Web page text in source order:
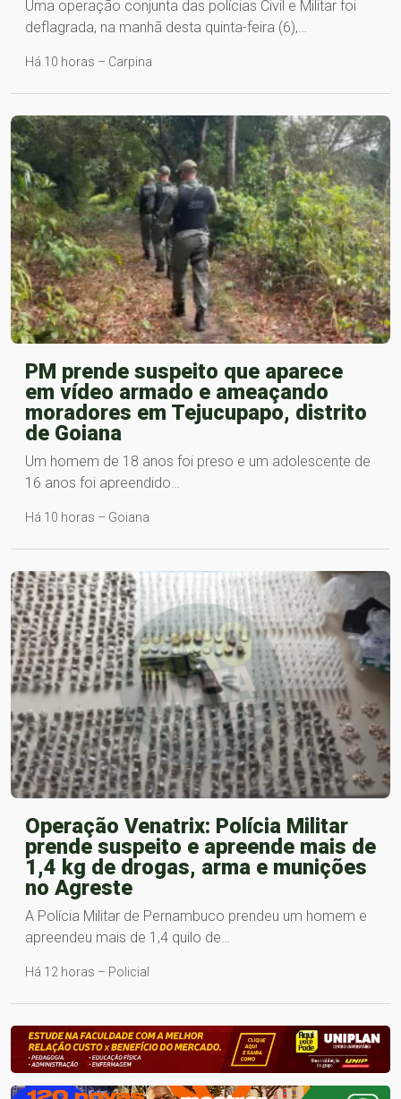
Uma operação conjunta das polícias Civil e Militar foi
deflagrada, na manhã desta quinta-feira (6),…
Há 10 horas – Carpina
PM prende suspeito que aparece
em vídeo armado e ameaçando
moradores em Tejucupapo, distrito
de Goiana
Um homem de 18 anos foi preso e um adolescente de
16 anos foi apreendido…
Há 10 horas – Goiana
Operação Venatrix: Polícia Militar
prende suspeito e apreende mais de
1,4 kg de drogas, arma e munições
no Agreste
A Polícia Militar de Pernambuco prendeu um homem e
apreendeu mais de 1,4 quilo de…
Há 12 horas – Policial